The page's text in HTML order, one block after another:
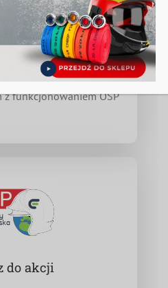
pomoc prawna
z funkcjonowaniem OSP
do akcji